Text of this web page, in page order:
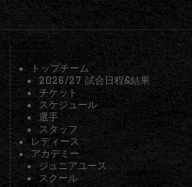
トップチーム
2026/27 試合日程&結果
チケット
スケジュール
選手
スタッフ
レディース
アカデミー
ジュニアユース
スクール